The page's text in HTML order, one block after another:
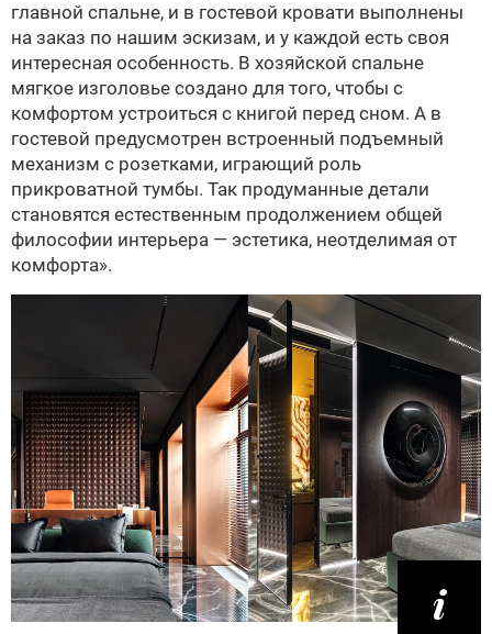
главной спальне, и в гостевой кровати выполнены
на заказ по нашим эскизам, и у каждой есть своя
интересная особенность. В хозяйской спальне
мягкое изголовье создано для того, чтобы с
комфортом устроиться с книгой перед сном. А в
гостевой предусмотрен встроенный подъемный
механизм с розетками, играющий роль
прикроватной тумбы. Так продуманные детали
становятся естественным продолжением общей
философии интерьера — эстетика, неотделимая от
комфорта».